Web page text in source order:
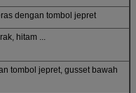
dengan tombol jepret
hitam ...
tombol jepret, gusset bawah